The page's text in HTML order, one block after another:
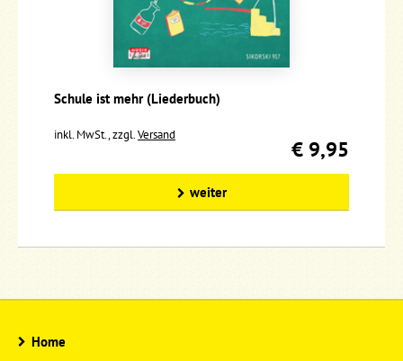
Schule ist mehr (Liederbuch)
inkl. MwSt., zzgl.Versand
€ 9,95
weiter
Home